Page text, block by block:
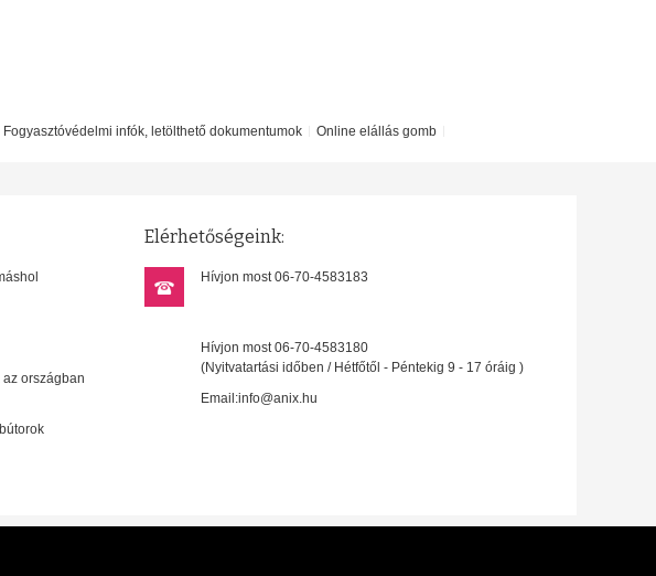
Fogyasztóvédelmi infók, letölthető dokumentumok Online elállás gomb
országban
Elérhetőségeink:
Hívjon most 06-70-4583183
Hívjon most 06-70-4583180
(Nyitvatartási időben / Hétfőtől - Péntekig 9 - 17 óráig )
Email:info@anix.hu